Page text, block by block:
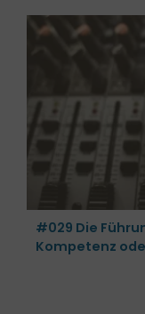
#029 Die
Kompetenz